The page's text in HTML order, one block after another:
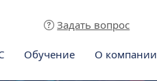
Задать вопрос
Обучение О компании